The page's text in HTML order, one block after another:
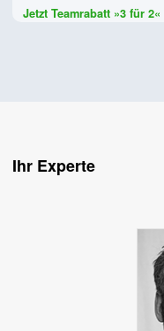
Ihr Experte